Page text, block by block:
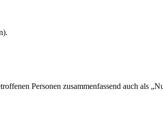
Personen zusammenfassend auch als